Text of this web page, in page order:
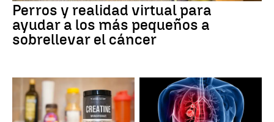
Perros y realidad virtual para
ayudar a los más pequeños a
sobrellevar el cáncer